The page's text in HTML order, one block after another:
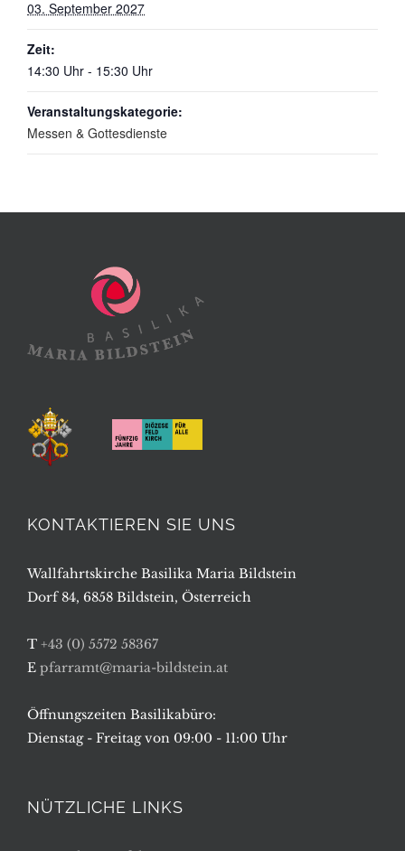
03. September 2027
Zeit:
14:30 Uhr - 15:30 Uhr
Veranstaltungskategorie:
Messen & Gottesdienste
KONTAKTIEREN SIE UNS
Wallfahrtskirche Basilika Maria Bildstein
Dorf 84, 6858 Bildstein, Österreich
T +43 (0) 5572 58367
E pfarramt@maria-bildstein.at
Öffnungszeiten Basilikabüro:
Dienstag - Freitag von 09:00 - 11:00 Uhr
NÜTZLICHE LINKS